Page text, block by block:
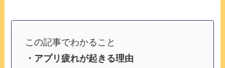
この記事でわかること
・アプリ疲れが起きる理由